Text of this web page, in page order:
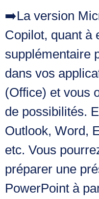
➡️La version
Copilot, quant à
supplémentaire
dans vos
(Office) et vous
de possibilités.
Outlook, Word,
etc. Vous
préparer une
PowerPoint à